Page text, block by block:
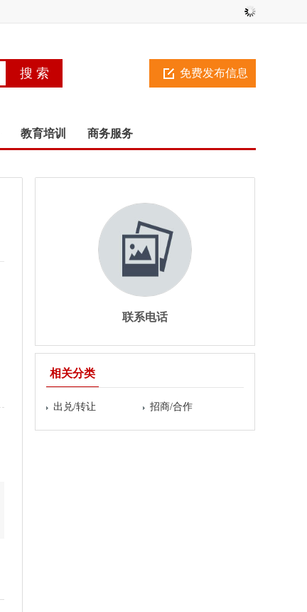
免费发布信息
教育培训 商务服务
联系电话
相关分类
出兑/转让 招商/合作